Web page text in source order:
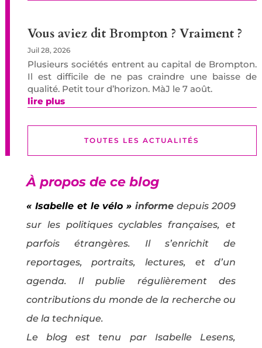
Vous aviez dit Brompton ? Vraiment ?
Juil 28, 2026
Plusieurs sociétés entrent au capital de Brompton.
Il est difficile de ne pas craindre une baisse de
qualité. Petit tour d’horizon. MàJ le 7 août.
lire plus
TOUTES LES ACTUALITÉS
À propos de ce blog
« Isabelle et le vélo » informe depuis 2009
sur les politiques cyclables françaises, et
parfois étrangères. Il s’enrichit de
reportages, portraits, lectures, et d’un
agenda. Il publie régulièrement des
contributions du monde de la recherche ou
de la technique.
Le blog est tenu par Isabelle Lesens,